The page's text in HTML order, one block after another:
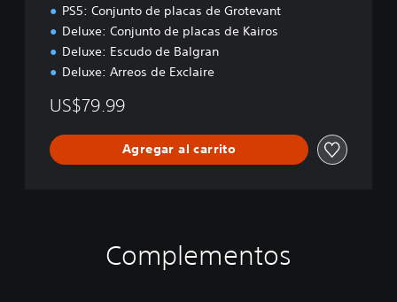
PS5: Conjunto de placas de Grotevant
Deluxe: Conjunto de placas de Kairos
Deluxe: Escudo de Balgran
Deluxe: Arreos de Exclaire
US$79.99
Agregar al carrito
Complementos